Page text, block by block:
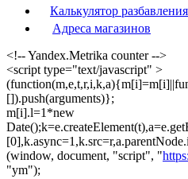
Калькулятор
Адреса магазинов
<!-- Yandex.Metrika counter -->
<script type="text/javascript" >
[]).push(arguments)};
m[i].l=1*new
(window, document, "script", "
"ym");